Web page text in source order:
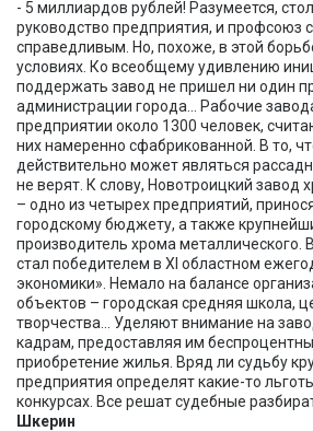
- 5 миллиардов рублей! Разумеется,
руководство предприятия, и профсоюз
справедливым. Но, похоже, в этой
условиях. Ко всеобщему удивлению
поддержать завод не пришел ни один
администрации города… Рабочие
предприятии около 1300 человек,
них намеренно сфабрикованной. В то,
действительно может являться
не верят. К слову, Новотроицкий завод
– одно из четырех предприятий,
городскому бюджету, а также
производитель хрома металлического.
стал победителем в XI областном
экономики». Немало на балансе
объектов – городская средняя школа,
творчества… Уделяют внимание на
кадрам, предоставляя им
приобретение жилья. Вряд ли судьбу
предприятия определят какие-то
конкурсах. Все решат судебные
Шкерин